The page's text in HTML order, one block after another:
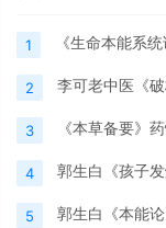
1 《生命本能系
2 李可老中医《
3 《本草备要》
4 郭生白《孩子
5 郭生白《本能